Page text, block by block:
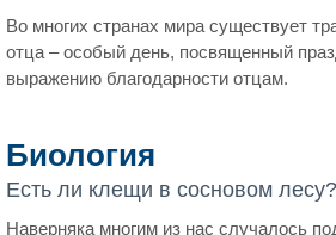
Во многих странах мира существует
отца – особый день, посвященный
выражению благодарности отцам.
Биология
Есть ли клещи в сосновом лесу?
Наверняка многим из нас случалось